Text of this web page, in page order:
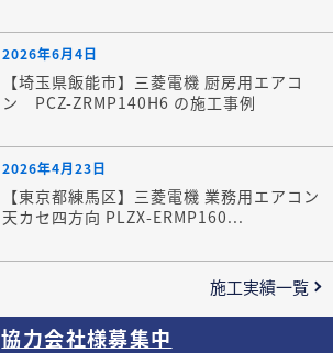
2026年6月4日
【埼玉県飯能市】三菱電機 厨房用エアコ
ン PCZ-ZRMP140H6 の施工事例
2026年4月23日
【東京都練馬区】三菱電機 業務用エアコン
天カセ四方向 PLZX-ERMP160...
施工実績一覧
協力会社様募集中